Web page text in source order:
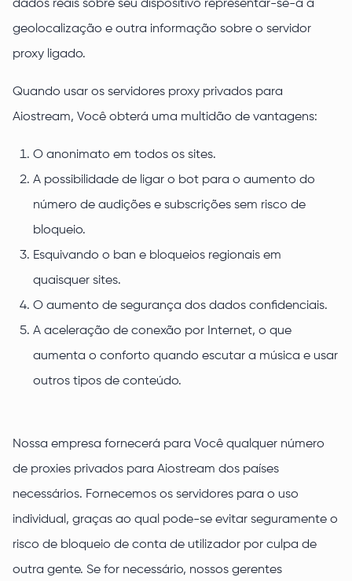
dados reais sobre seu dispositivo representar-se-á a
geolocalização e outra informação sobre o servidor
proxy ligado.
Quando usar os servidores proxy privados para
Aiostream, Você obterá uma multidão de vantagens:
O anonimato em todos os sites.
A possibilidade de ligar o bot para o aumento do
número de audições e subscrições sem risco de
bloqueio.
Esquivando o ban e bloqueios regionais em
quaisquer sites.
O aumento de segurança dos dados confidenciais.
A aceleração de conexão por Internet, o que
aumenta o conforto quando escutar a música e usar
outros tipos de conteúdo.
Nossa empresa fornecerá para Você qualquer número
de proxies privados para Aiostream dos países
necessários. Fornecemos os servidores para o uso
individual, graças ao qual pode-se evitar seguramente o
risco de bloqueio de conta de utilizador por culpa de
outra gente. Se for necessário, nossos gerentes